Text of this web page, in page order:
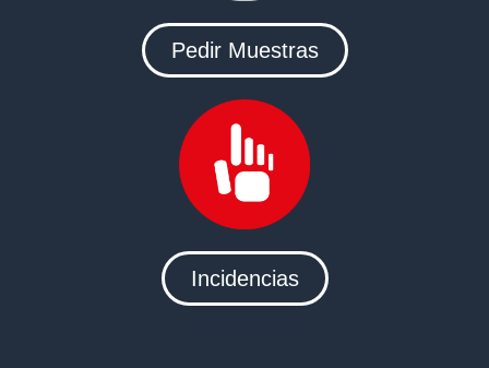
Pedir Muestras
Incidencias